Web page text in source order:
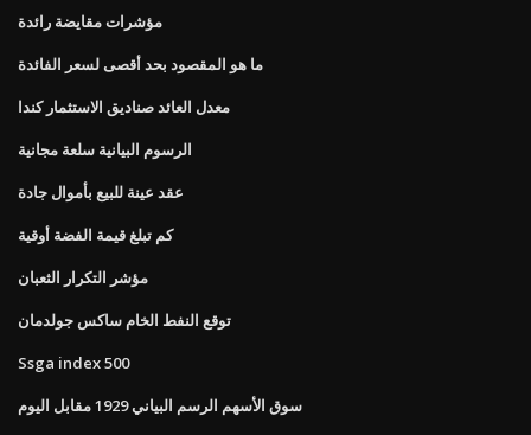
مؤشرات مقايضة رائدة
ما هو المقصود بحد أقصى لسعر الفائدة
معدل العائد صناديق الاستثمار كندا
الرسوم البيانية سلعة مجانية
عقد عينة للبيع بأموال جادة
كم تبلغ قيمة الفضة أوقية
مؤشر التكرار الثعبان
توقع النفط الخام ساكس جولدمان
Ssga index 500
سوق الأسهم الرسم البياني 1929 مقابل اليوم